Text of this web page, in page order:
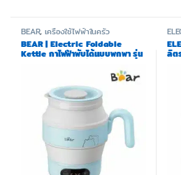
BEAR,เครื่องใช้ไฟฟ้าในครัว
BEAR | Electric Foldable
Kettle กาไฟฟ้าพับได้แบบพกพา รุ่น ลิต